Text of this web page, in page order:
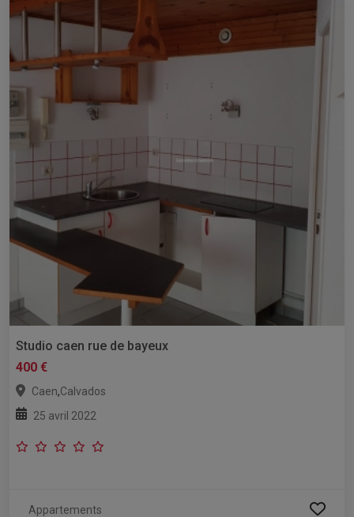
Studio caen rue de bayeux
400 €
Caen,Calvados
25 avril 2022
Appartements